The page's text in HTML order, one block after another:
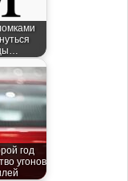
год
угонов